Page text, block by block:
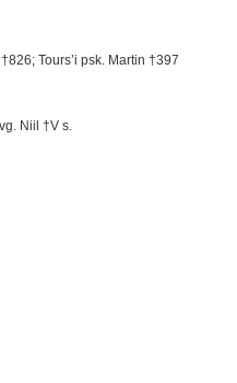
Tours’i psk. Martin †397
Niil †V s.